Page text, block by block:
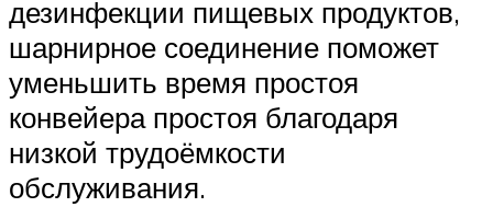
дезинфекции пищевых продуктов,
шарнирное соединение поможет
уменьшить время простоя
конвейера простоя благодаря
низкой трудоёмкости
обслуживания.